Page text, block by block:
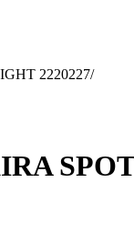
2220227/